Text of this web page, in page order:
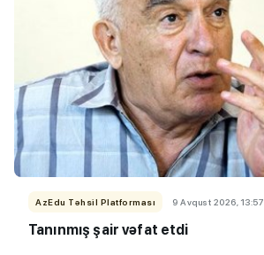
AzEdu Təhsil Platforması 9 Avqust 2026, 13:57
Tanınmış şair vəfat etdi